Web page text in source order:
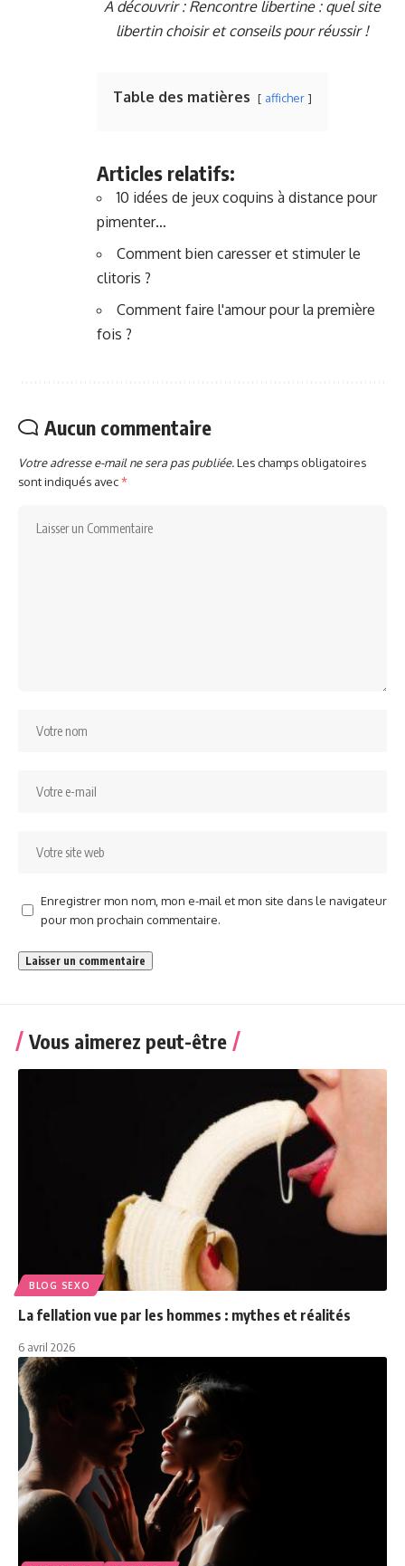
A découvrir : Rencontre libertine : quel site
libertin choisir et conseils pour réussir !
Table des matières afficher
Articles relatifs:
10 idées de jeux coquins à distance pour
pimenter…
Comment bien caresser et stimuler le
clitoris ?
Comment faire l'amour pour la première
fois ?
Aucun commentaire
Votre adresse e-mail ne sera pas publiée.Les champs obligatoires
sont indiqués avec*
Enregistrer mon nom, mon e-mail et mon site dans le navigateur
pour mon prochain commentaire.
Vous aimerez peut-être
BLOG SEXO
La fellation vue par les hommes : mythes et réalités
6 avril 2026